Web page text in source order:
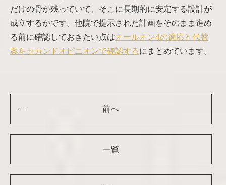
だけの骨が残っていて、そこに長期的に安定する設計が
成立するかです。他院で提示された計画をそのまま進め
る前に確認しておきたい点はオールオン4の適応と代替
案をセカンドオピニオンで確認するにまとめています。
前へ
一覧